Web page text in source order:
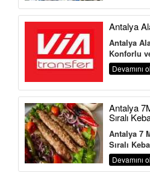
Antalya
Antalya
Konforlu
Transfer
Devamını
Antalya
Sıralı
Antalya 7
Sıralı
,Turizm
Devamını